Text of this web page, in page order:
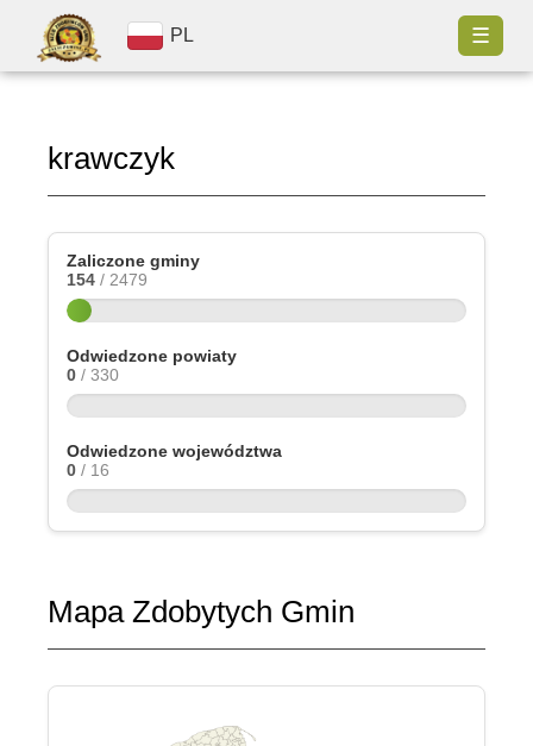
PL ☰
krawczyk
Zaliczone gminy
154 / 2479
Odwiedzone powiaty
0 / 330
Odwiedzone województwa
0 / 16
Mapa Zdobytych Gmin